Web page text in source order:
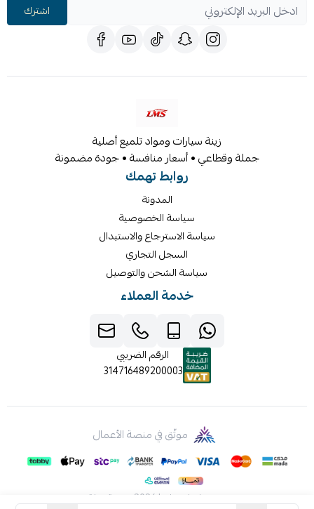
اشترك
زينة سيارات ومواد تلميع أصلية
جملة وقطاعي • أسعار منافسة • جودة مضمونة
روابط تهمك
المدونة
سياسة الخصوصية
سياسة الاسترجاع والاستبدال
السجل التجاري
سياسة الشحن والتوصيل
خدمة العملاء
الرقم الضريبي
314716489200003
موثّق في منصة الأعمال
صنع بإتقان على | 2026 منصة سلة